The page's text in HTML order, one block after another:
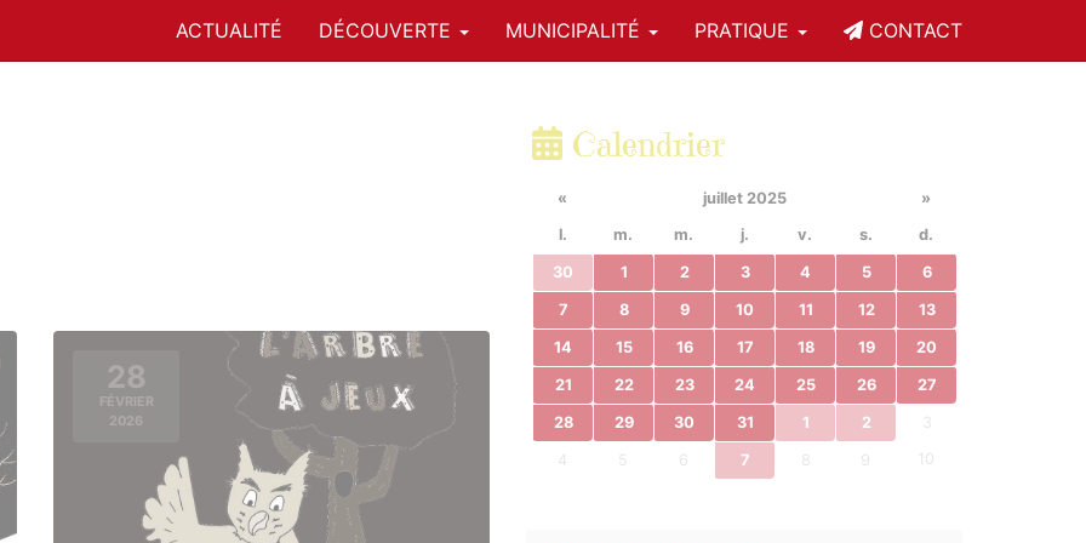
ACTUALITÉ DÉCOUVERTE MUNICIPALITÉ PRATIQUE CONTACT
28
FÉVRIER
2026
Calendrier
« juillet 2025
»
l.
m. m. j. v. s. d.
30 1 2 3 4 5 6
7 8 9 10 11 12 13
14 15 16 17 18 19 20
21 22 23 24 25 26 27
28 29 30 31 1 2 3
4 5 6 7 8 9 10